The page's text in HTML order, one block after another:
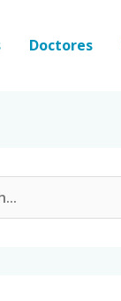
Doctores